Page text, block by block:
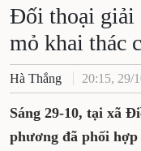
Đối thoại giải
mỏ khai thác
Hà Thắng 20:15, 29/
Sáng 29-10, tại xã
phương đã phối